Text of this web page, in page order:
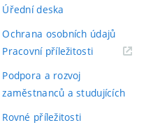
Úřední deska
Ochrana osobních údajů
Pracovní příležitosti(externí
Podpora a rozvoj
zaměstnanců a studujících
Rovné příležitosti